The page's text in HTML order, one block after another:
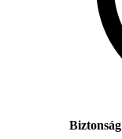
Biztonság